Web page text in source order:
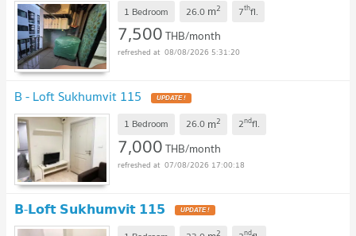
1 Bedroom 26.0 m2 7thfl.
7,500THB/month
08/08/2026 5:31:20
B - Loft Sukhumvit 115 UPDATE !
1 Bedroom 26.0 m2 2ndfl.
7,000THB/month
07/08/2026 17:00:18
𝗕-𝗟𝗼𝗳𝘁 𝗦𝘂𝗸𝗵𝘂𝗺𝘃𝗶𝘁 𝟭𝟭𝟱 UPDATE !
nd